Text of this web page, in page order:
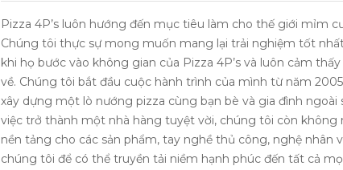
Pizza 4P’s luôn hướng đến mục tiêu làm cho thế giới mỉm
Chúng tôi thực sự mong muốn mang lại trải nghiệm tốt
khi họ bước vào không gian của Pizza 4P’s và luôn cảm
về. Chúng tôi bắt đầu cuộc hành trình của mình từ năm
xây dựng một lò nướng pizza cùng bạn bè và gia đình ngoài
việc trở thành một nhà hàng tuyệt vời, chúng tôi còn không
nền tảng cho các sản phẩm, tay nghề thủ công, nghệ nhân
chúng tôi để có thể truyền tải niềm hạnh phúc đến tất cả